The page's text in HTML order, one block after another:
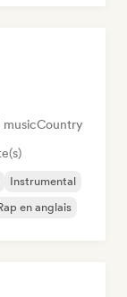
musicCountry
Instrumental
en anglais